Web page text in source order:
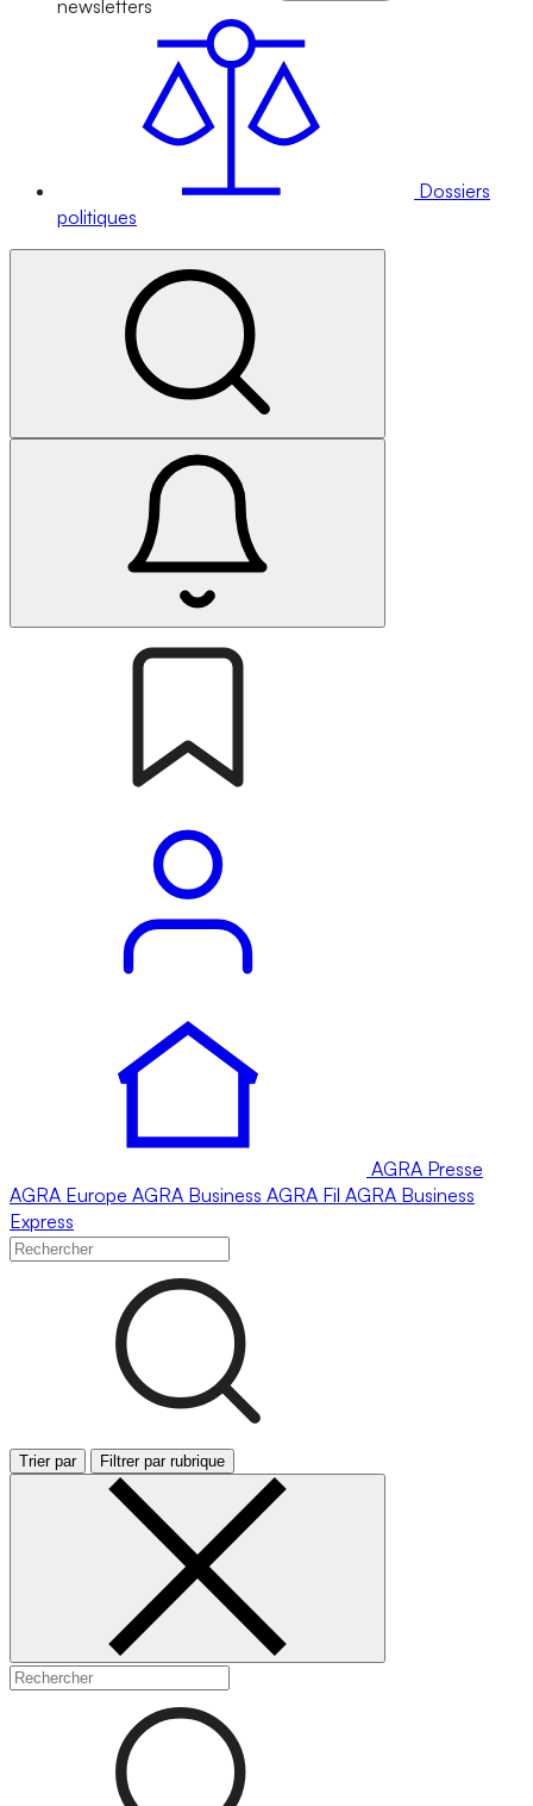
newsletters
Dossiers
politiques
AGRA Presse
AGRA Europe AGRA Business AGRA Fil AGRA Business
Express
Trier par Filtrer par rubrique